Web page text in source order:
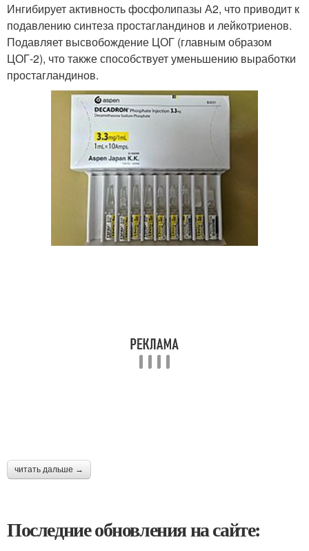
Ингибирует активность фосфолипазы А2, что приводит к
подавлению синтеза простагландинов и лейкотриенов.
Подавляет высвобождение ЦОГ (главным образом
ЦОГ-2), что также способствует уменьшению выработки
простагландинов.
читать дальше →
Последние обновления на сайте: